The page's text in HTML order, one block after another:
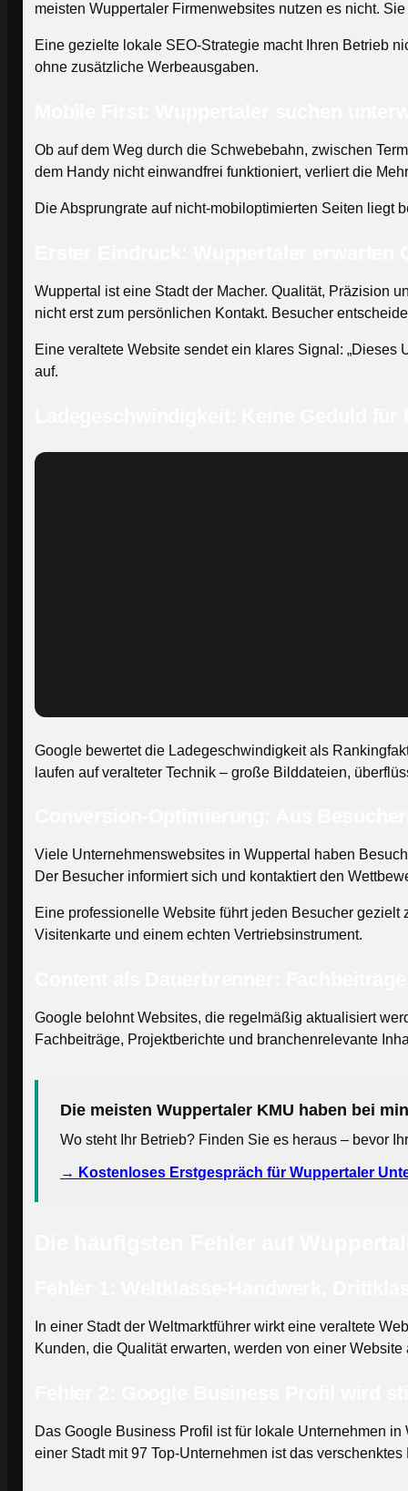
meisten Wuppertaler Firmenwebsites nutzen es nicht.
Eine gezielte lokale SEO-Strategie macht Ihren Betrieb
ohne zusätzliche Werbeausgaben.
Ob auf dem Weg durch die Schwebebahn, zwischen
dem Handy nicht einwandfrei funktioniert, verliert die
Die Absprungrate auf nicht-mobiloptimierten Seiten liegt
Wuppertal ist eine Stadt der Macher. Qualität, Präzision
nicht erst zum persönlichen Kontakt. Besucher
Eine veraltete Website sendet ein klares Signal: „Dieses
auf.
Google bewertet die Ladegeschwindigkeit als
laufen auf veralteter Technik – große Bilddateien,
Viele Unternehmenswebsites in Wuppertal haben
Der Besucher informiert sich und kontaktiert den
Eine professionelle Website führt jeden Besucher
Visitenkarte und einem echten Vertriebsinstrument.
Google belohnt Websites, die regelmäßig aktualisiert
Fachbeiträge, Projektberichte und branchenrelevante
Die meisten Wuppertaler KMU haben bei
Wo steht Ihr Betrieb? Finden Sie es heraus – bevor
→ Kostenloses Erstgespräch für Wuppertaler
In einer Stadt der Weltmarktführer wirkt eine veraltete
Kunden, die Qualität erwarten, werden von einer
Das Google Business Profil ist für lokale Unternehmen
einer Stadt mit 97 Top-Unternehmen ist das verschenktes